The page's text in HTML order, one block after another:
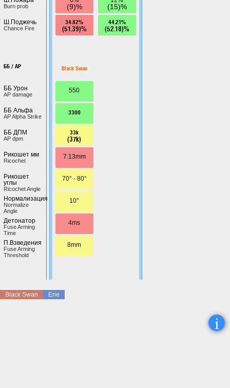
Burn prob
Ш.Поджечь
Chance Fire
ББ / AP
ББ Урон
AP damage
ББ Альфа
AP Alpha Strike
ББ ДПМ
AP dpm
Рикошет мм
Ricochet
Рикошет
углы
Ricochet Angle
Нормализация
Normalize
Angle
Детонатор
Fuse Arming
Time
П.Взведения
Fuse Arming
Threshold
(9)%
34.82%
(51.39)%
Black Swan
550
3300
33k
(37k)
7.13mm
70° - 80°
10°
4ms
8mm
(15)%
44.21%
(52.18)%
Black Swan Erie
i